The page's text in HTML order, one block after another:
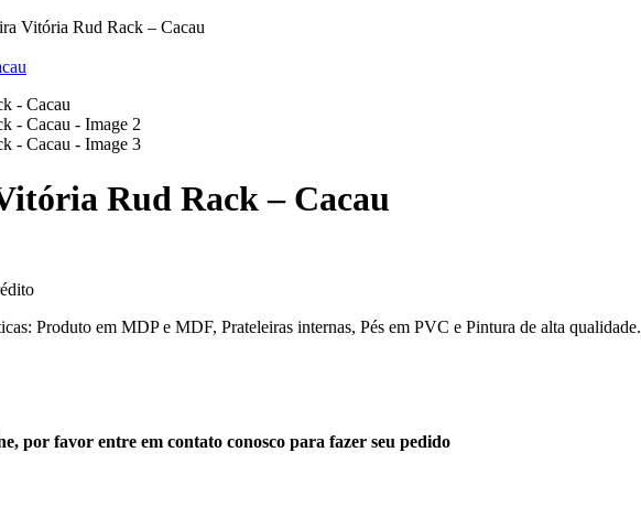
Vitória Rud Rack – Cacau
Rud Rack – Cacau
Produto em MDP e MDF, Prateleiras internas, Pés em PVC e Pintura de alta qualidade.
por favor entre em contato conosco para fazer seu pedido